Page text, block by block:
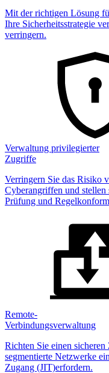
Mit der richtigen Lösung
Ihre Sicherheitsstrategie
verringern.
Verwaltung privilegierter
Zugriffe
Verringern Sie das Risiko
Cyberangriffen und
Prüfung und
Remote-
Verbindungsverwaltung
Richten Sie einen
segmentierte Netzwerke
Zugang (JIT)erfordern.